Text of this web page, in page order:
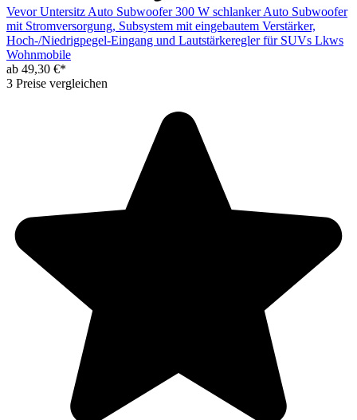
Vevor Untersitz Auto Subwoofer 300 W schlanker Auto Subwoofer
mit Stromversorgung, Subsystem mit eingebautem Verstärker,
Hoch-/Niedrigpegel-Eingang und Lautstärkeregler für SUVs Lkws
Wohnmobile
ab 49,30 €*
3 Preise vergleichen